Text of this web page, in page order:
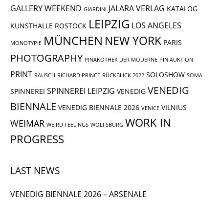
GALLERY WEEKEND GIARDINI JALARA VERLAG KATALOG
KUNSTHALLE ROSTOCK LEIPZIG LOS ANGELES
MONOTYPIE MÜNCHEN NEW YORK PARIS
PHOTOGRAPHY PINAKOTHEK DER MODERNE PIN AUKTION
PRINT RAUSCH RICHARD PRINCE RÜCKBLICK 2022 SOLOSHOW SOMA
SPINNEREI SPINNEREI LEIPZIG VENEDIG VENEDIG
BIENNALE VENEDIG BIENNALE 2026 VENICE VILNIUS
WEIMAR WEIRD FEELINGS WOLFSBURG WORK IN
PROGRESS
LAST NEWS
VENEDIG BIENNALE 2026 – ARSENALE